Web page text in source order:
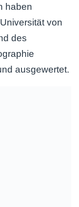
haben
von
des
ausgewertet.